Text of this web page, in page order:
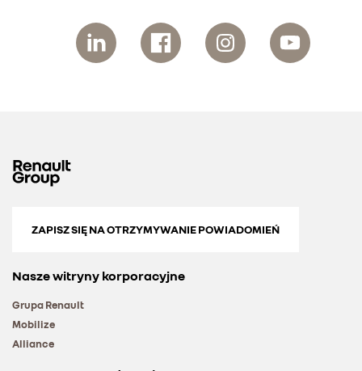
ZAPISZ SIĘ NA OTRZYMYWANIE POWIADOMIEŃ
Nasze witryny korporacyjne
Grupa Renault
Mobilize
Alliance